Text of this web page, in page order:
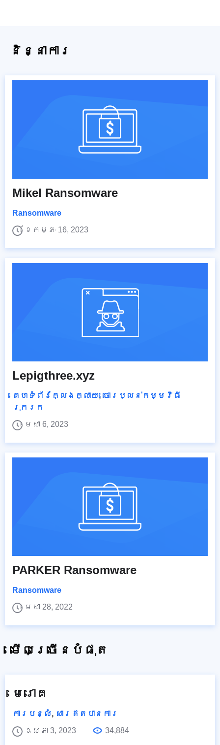
និន្នាការ
Mikel Ransomware
Ransomware
ខែកុម្ភៈ 16, 2023
Lepigthree.xyz
គេហទំព័រក្លែងក្លាយ, ចោរប្លន់កម្មវិធី
រុករក
មេសា 6, 2023
PARKER Ransomware
Ransomware
មេសា 28, 2022
មើលច្រើនបំផុត
មេរោគ
ការបន្លំ, សារឥតបានការ
ឧសភា 3, 2023
34,884